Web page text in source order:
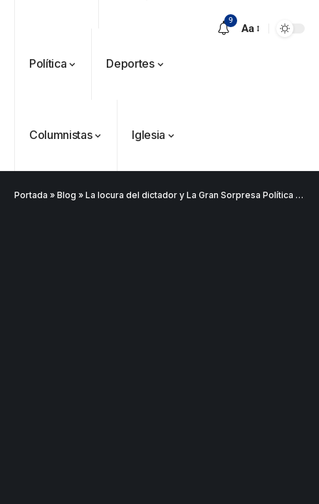
Política Deportes
Columnistas Iglesia
9
Aa
Portada » Blog » La locura del dictador y La Gran Sorpresa Política – La Barca de Calderón